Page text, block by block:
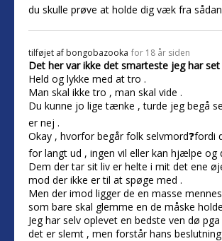
du skulle prøve at holde dig væk fra
tilføjet af bongobazooka for 18 år siden
Det her var ikke det smarteste jeg har set
Held og lykke med at tro .
Man skal ikke tro , man skal vide .
Du kunne jo lige tænke , turde jeg begå
er nej .
Okay , hvorfor begår folk selvmord❓fordi
for langt ud , ingen vil eller kan hjælpe og
Dem der tar sit liv er helte i mit det ene
mod der ikke er til at spøge med .
Men der imod ligger de en masse
som bare skal glemme en de måske
Jeg har selv oplevet en bedste ven dø
det er slemt , men forstår hans beslutning